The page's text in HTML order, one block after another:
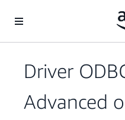
Driver
Advanced